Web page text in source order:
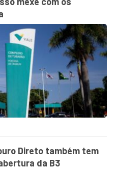
Direto também tem
da B3